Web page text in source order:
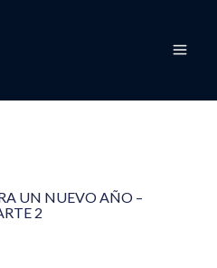
UN NUEVO AÑO –
2